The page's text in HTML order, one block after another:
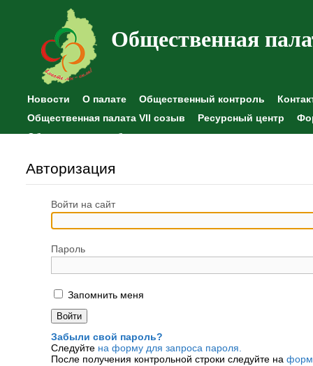
Общественная
Новости О палате Общественный контроль
Общественная палата VII созыв
Ресурсный центр
Общественные наблюдения
Авторизация
Войти на сайт
Пароль
Запомнить меня
Забыли свой пароль?
Следуйте на форму для запроса пароля.
После получения контрольной строки следуйте на